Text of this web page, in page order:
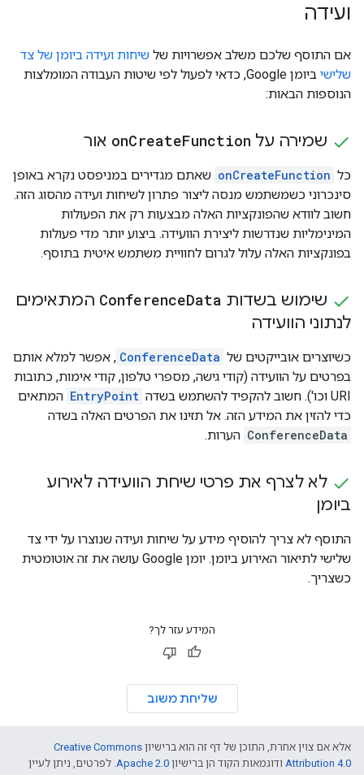
ועידה
אם התוסף שלכם משלב אפשרויות של שיחות ועידה ביומן של צד
שלישי
ביומן Google, כדאי לפעול לפי שיטות העבודה המומלצות
הנוספות הבאות:
שמירה על onCreateFunction אור
כל onCreateFunction שאתם מגדירים במניפסט נקרא באופן
סינכרוני כשמשתמש מנסה ליצור פתרון לשיחות ועידה מהסוג הזה.
חשוב לוודא שהפונקציות האלה מבצעות רק את הפעולות
המינימליות שנדרשות ליצירת הוועידה. ביצוע יותר מדי פעולות
בפונקציות האלה עלול לגרום לחוויית משתמש איטית בתוסף.
שימוש בשדות ConferenceData
המתאימים
לנתוני הוועידה
כשיוצרים אובייקטים של ConferenceData , אפשר למלא אותם
בפרטים על הוועידה (קודי גישה, מספרי טלפון, קודי אימות, כתובות
URI וכו'). חשוב להקפיד להשתמש בשדה
EntryPoint המתאים
כדי להזין את המידע הזה. אל תזינו את הפרטים האלה בשדה
ConferenceData הערות.
לא לצרף את פרטי שיחת הוועידה לאירוע
ביומן
התוסף לא צריך להוסיף מידע על שיחות ועידה שנוצרו על ידי צד
שלישי לתיאור האירוע ביומן. יומן Google עושה את זה אוטומטית
כשצריך.
המידע עזר לך?
שליחת משוב
אלא אם צוין אחרת, התוכן של דף זה הוא ברישיון Creative Commons
Attribution 4.0 ודוגמאות הקוד הן ברישיון Apache 2.0. לפרטים, ניתן לעיין